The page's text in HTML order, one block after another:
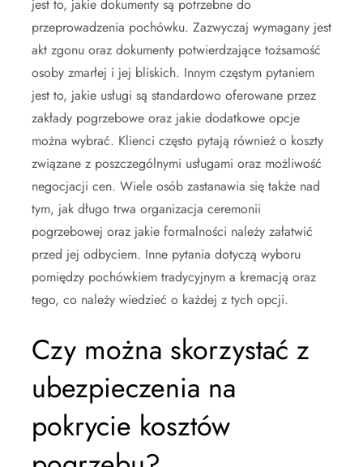
jest to, jakie dokumenty są potrzebne do
przeprowadzenia pochówku. Zazwyczaj wymagany jest
akt zgonu oraz dokumenty potwierdzające tożsamość
osoby zmarłej i jej bliskich. Innym częstym pytaniem
jest to, jakie usługi są standardowo oferowane przez
zakłady pogrzebowe oraz jakie dodatkowe opcje
można wybrać. Klienci często pytają również o koszty
związane z poszczególnymi usługami oraz możliwość
negocjacji cen. Wiele osób zastanawia się także nad
tym, jak długo trwa organizacja ceremonii
pogrzebowej oraz jakie formalności należy załatwić
przed jej odbyciem. Inne pytania dotyczą wyboru
pomiędzy pochówkiem tradycyjnym a kremacją oraz
tego, co należy wiedzieć o każdej z tych opcji.
Czy można skorzystać z
ubezpieczenia na
pokrycie kosztów